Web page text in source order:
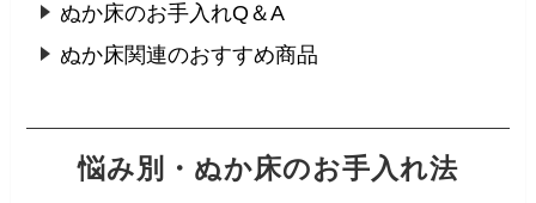
ぬか床のお手入れQ＆A
ぬか床関連のおすすめ商品
悩み別・ぬか床のお手入れ法